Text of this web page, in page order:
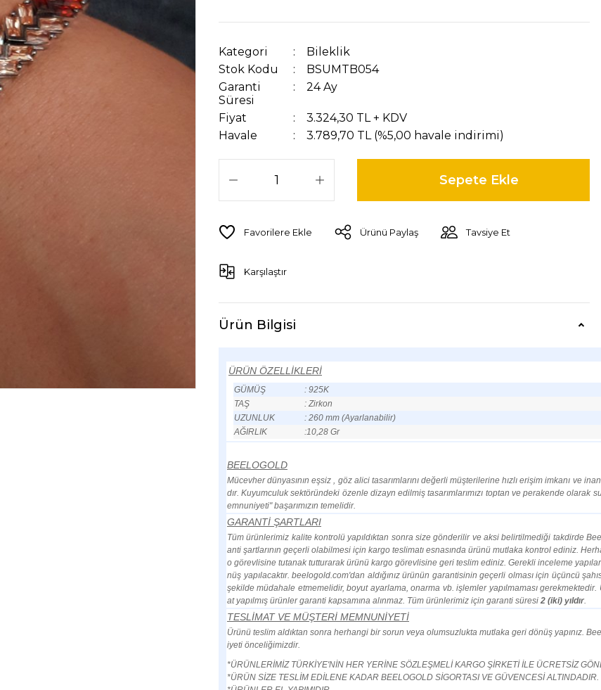
Kategori
Bileklik
Stok Kodu
BSUMTB054
Garanti
Süresi
24 Ay
Fiyat
3.324,30 TL + KDV
Havale
3.789,70 TL (%5,00 havale indirimi)
Sepete Ekle
Ürünü Paylaş Tavsiye Et
Karşılaştır
Ürün Bilgisi
ÜRÜN ÖZELLİKLERİ
GÜMÜŞ
: 925K
TAŞ
: Zirkon
UZUNLUK
: 260 mm (Ayarlanabilir)
AĞIRLIK
:10,28 Gr
BEELOGOLD
Mücevher dünyasının eşsiz , göz alici tasarımlarını değerli müşterilerine hızlı erişim imkanı ve
dır. Kuyumculuk sektöründeki özenle dizayn edilmiş tasarımlarımızı toptan ve perakende olarak
emnuniyeti" başarımızın temelidir.
GARANTİ ŞARTLARI
Tüm ürünlerimiz kalite kontrolü yapıldıktan sonra size gönderilir ve aksi belirtilmediği takdirde
anti şartlarının geçerli olabilmesi için kargo teslimatı esnasında ürünü mutlaka kontrol ediniz.
o görevlisine tutanak tutturarak ürünü kargo görevlisine geri teslim ediniz. Gerekli inceleme
nüş yapılacaktır. beelogold.com'dan aldığınız ürünün garantisinin geçerli olması için üçüncü
şekilde müdahale etmemelidir, boyut ayarlama, onarma vb. işlemler yapılmaması
at yapılmış ürünler garanti kapsamına alınmaz. Tüm ürünlerimiz için garanti süresi 2 (iki) yıldır.
TESLİMAT VE MÜŞTERİ MEMNUNİYETİ
Ürünü teslim aldıktan sonra herhangi bir sorun veya olumsuzlukta mutlaka geri dönüş yapınız.
iyeti önceliğimizdir.
*ÜRÜNLERİMİZ TÜRKİYE'NİN HER YERİNE SÖZLEŞMELİ KARGO ŞİRKETİ İLE ÜCRETSİZ
*ÜRÜN SİZE TESLİM EDİLENE KADAR BEELOGOLD SİGORTASI VE GÜVENCESİ ALTINDADIR.